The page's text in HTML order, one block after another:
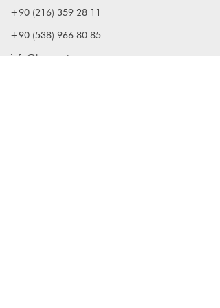
+90 (216) 359 28 11
+90 (538) 966 80 85
info@lagomstore.co